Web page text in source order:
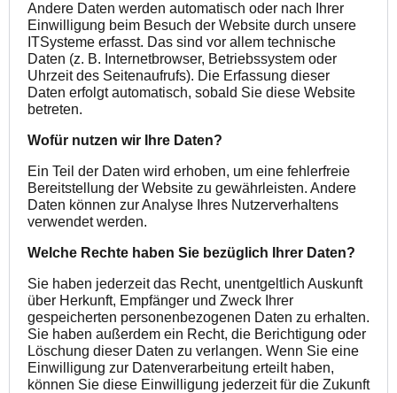
Andere Daten werden automatisch oder nach Ihrer
Einwilligung beim Besuch der Website durch unsere
ITSysteme erfasst. Das sind vor allem technische
Daten (z. B. Internetbrowser, Betriebssystem oder
Uhrzeit des Seitenaufrufs). Die Erfassung dieser
Daten erfolgt automatisch, sobald Sie diese Website
betreten.
Wofür nutzen wir Ihre Daten?
Ein Teil der Daten wird erhoben, um eine fehlerfreie
Bereitstellung der Website zu gewährleisten. Andere
Daten können zur Analyse Ihres Nutzerverhaltens
verwendet werden.
Welche Rechte haben Sie bezüglich Ihrer Daten?
Sie haben jederzeit das Recht, unentgeltlich Auskunft
über Herkunft, Empfänger und Zweck Ihrer
gespeicherten personenbezogenen Daten zu erhalten.
Sie haben außerdem ein Recht, die Berichtigung oder
Löschung dieser Daten zu verlangen. Wenn Sie eine
Einwilligung zur Datenverarbeitung erteilt haben,
können Sie diese Einwilligung jederzeit für die Zukunft